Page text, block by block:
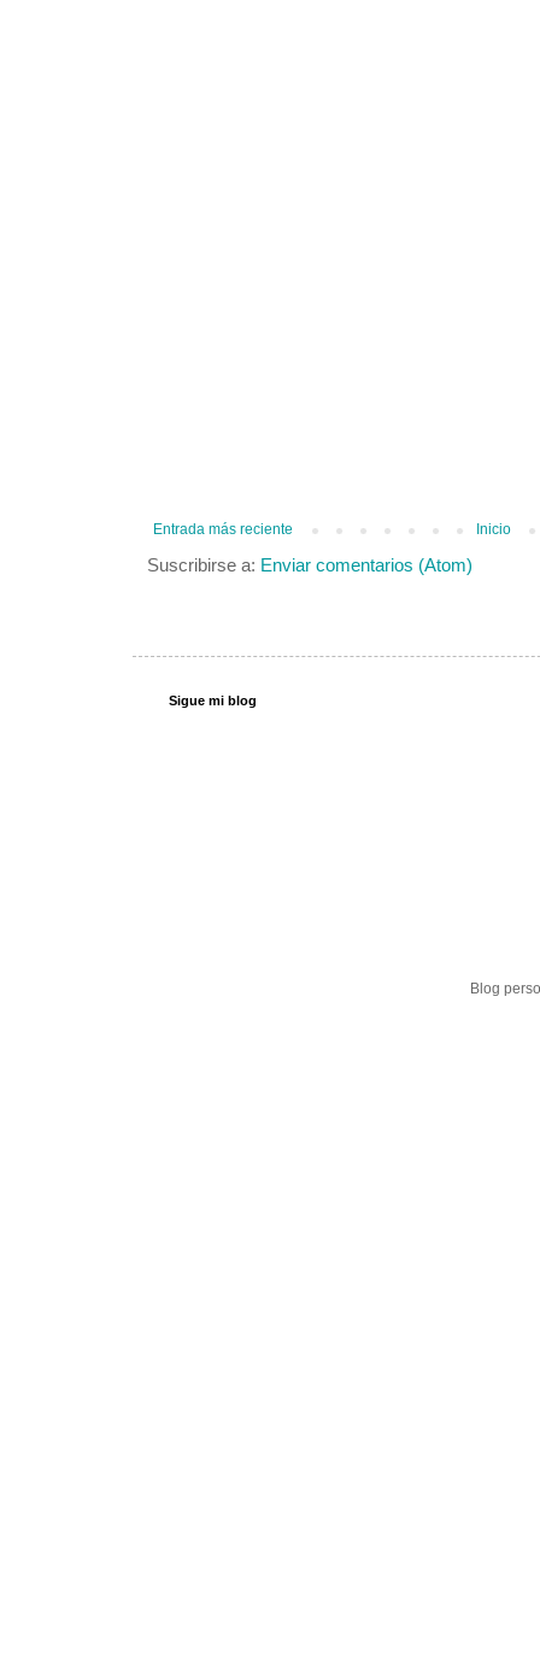
Entrada más reciente Inicio
Suscribirse a: Enviar comentarios (Atom)
Sigue mi blog
Blog